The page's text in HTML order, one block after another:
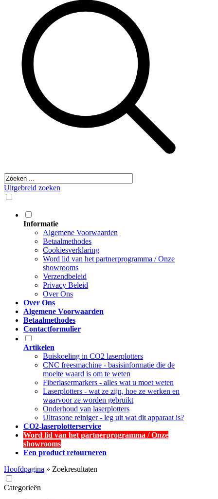
Uitgebreid zoeken
Informatie
Algemene Voorwaarden
Betaalmethodes
Cookiesverklaring
Word lid van het partnerprogramma / Onze
showrooms
Verzendbeleid
Privacy Beleid
Over Ons
Over Ons
Algemene Voorwaarden
Betaalmethodes
Contactformulier
Artikelen
Buiskoeling in CO2 laserplotters
CNC freesmachine - basisinformatie die de
moeite waard is om te weten
Fiberlasermarkers - alles wat u moet weten
Laserplotters - wat ze zijn, hoe ze werken en
waarvoor ze worden gebruikt
Onderhoud van laserplotters
Ultrasone reiniger - leg uit wat dit apparaat is?
CO2-laserplotterservice
Word lid van het partnerprogramma / Onze
showrooms
Een product retourneren
Hoofdpagina » Zoekresultaten
Categorieën